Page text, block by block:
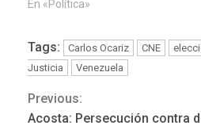
En «Política»
Tags: Carlos Ocariz CNE
Justicia
Venezuela
Continue
Previous:
Acosta: Persecución contra